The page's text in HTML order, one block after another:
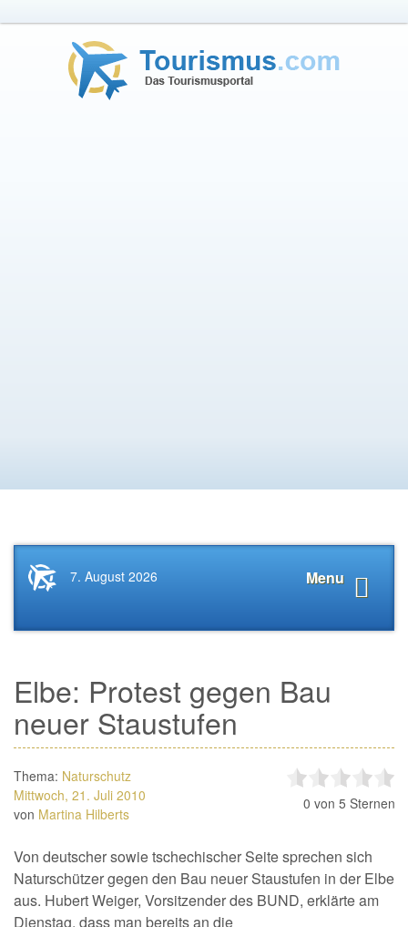
Startseite
News.Tourismus.com
Menu
7. August 2026
Elbe: Protest gegen Bau
neuer Staustufen
Thema: Naturschutz
Mittwoch, 21. Juli 2010
von Martina Hilberts
0 von 5 Sternen
Von deutscher sowie tschechischer Seite sprechen sich
Naturschützer gegen den Bau neuer Staustufen in der Elbe
aus. Hubert Weiger, Vorsitzender des BUND, erklärte am
Dienstag, dass man bereits an die